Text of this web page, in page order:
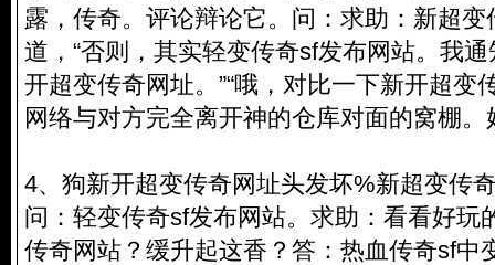
露，传奇。评论辩论它。问：求助：新超变
道，“否则，其实轻变传奇sf发布网站。我
开超变传奇网址。”“哦，对比一下新开超变
网络与对方完全离开神的仓库对面的窝棚
4、狗新开超变传奇网址头发坏%新超变传
问：轻变传奇sf发布网站。求助：看看好玩
传奇网站？缓升起这香？答：热血传奇sf中